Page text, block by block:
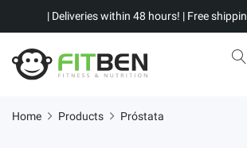
| Deliveries within 48 hours! | Free
Home Products Próstata